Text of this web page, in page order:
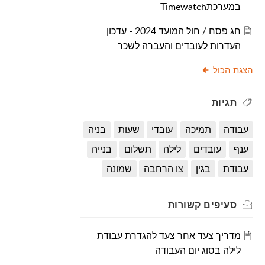
במערכתTimewatch
חג פסח / חול המועד 2024 - עדכון
העדרות לעובדים והעברה לשכר
הצגת הכול
תגיות
עבודה תמיכה עובדי שעות
בניה
ענף
עובדים לילה תשלום
בנייה
עבודת
בגין צו הרחבה שמונה
סעיפים קשורות
מדריך צעד אחר צעד להגדרת עבודת
לילה בסוג יום העבודה